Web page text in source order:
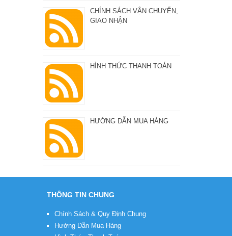
CHÍNH SÁCH VẬN CHUYỂN,
GIAO NHẬN
HÌNH THỨC THANH TOÁN
HƯỚNG DẪN MUA HÀNG
THÔNG TIN CHUNG
Chính Sách & Quy Định Chung
Hướng Dẫn Mua Hàng